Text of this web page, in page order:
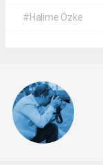
#Halime Özke